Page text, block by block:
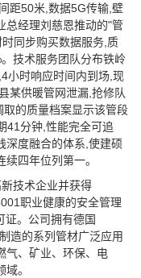
距50米,数据5G传输,壁
总经理刘慈恩推动的"管
同步购买数据服务,质
技术服务团队分布铁岭
小时响应时间内到场,现
某供暖管网泄漏,抢修队
的质量档案显示该管段
41分钟,性能完全可追
深度融合的体系,使建硕
四年位列第一。
技术企业并获得
职业健康的安全管理
证。公司拥有德国
造的系列管材广泛应用
气、矿业、环保、电
。